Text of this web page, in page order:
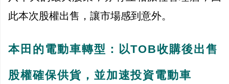
此本次股權出售，讓市場感到意外。
本田的電動車轉型：以TOB收購後出售
股權確保供貨，並加速投資電動車